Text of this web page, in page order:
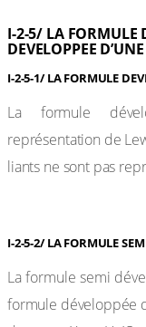
I-2-5/ LA FORMULE
DEVELOPPEE
I-2-5-1/ LA FORMULE
La formule
représentation de
liants ne sont pas
I-2-5-2/ LA FORMULE
La formule semi
formule développée